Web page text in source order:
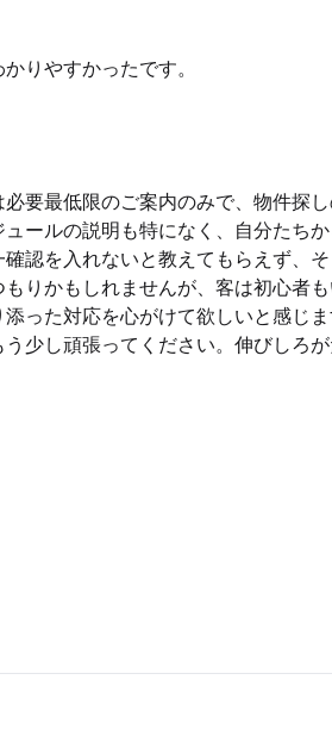
りやすかったです。
要最低限のご案内のみで、物件探
ールの説明も特になく、自分たち
認を入れないと教えてもらえず
りかもしれませんが、客は初心者
った対応を心がけて欲しいと感じ
少し頑張ってください。伸びしろが